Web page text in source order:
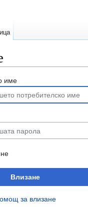
име
Влизане
за влизане